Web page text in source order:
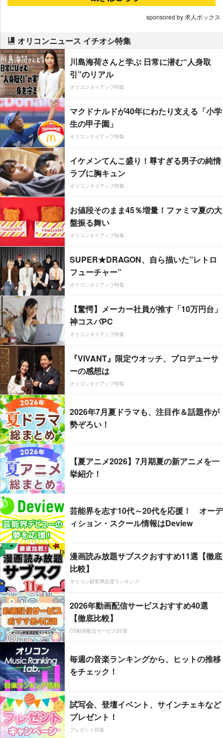
sponsored by 求人ボックス
オリコンニュース イチオシ特集
川島海荷さんと学ぶ 日常に潜む“人身取
引”のリアル
オリコンタイアップ特集
マクドナルドが40年にわたり支える「小学
生の甲子園」
オリコンタイアップ特集
イケメンてんこ盛り！尊すぎる男子の純情
ラブに胸キュン
オリコンタイアップ特集
お値段そのまま45％増量！ファミマ夏の大
盤振る舞い
オリコンタイアップ特集
SUPER★DRAGON、自ら描いた”レトロ
フューチャー”
オリコンタイアップ特集
【驚愕】メーカー社員が推す「10万円台」
神コスパPC
オリコンタイアップ特集
『VIVANT』限定ウオッチ、プロデューサ
ーの感想は
オリコンタイアップ特集
2026年7月夏ドラマも、注目作＆話題作が
勢ぞろい！
【夏アニメ2026】7月期夏の新アニメを一
挙紹介！
芸能界を志す10代～20代を応援！ オーデ
ィション・スクール情報はDeview
漫画読み放題サブスクおすすめ11選【徹底
比較】
オリコン顧客満足度ランキング
2026年動画配信サービスおすすめ40選
【徹底比較】
CS動画配信サービス20選
毎週の音楽ランキングから、ヒットの推移
をチェック！
試写会、登壇イベント、サインチェキなど
プレゼント！
プレゼント特集